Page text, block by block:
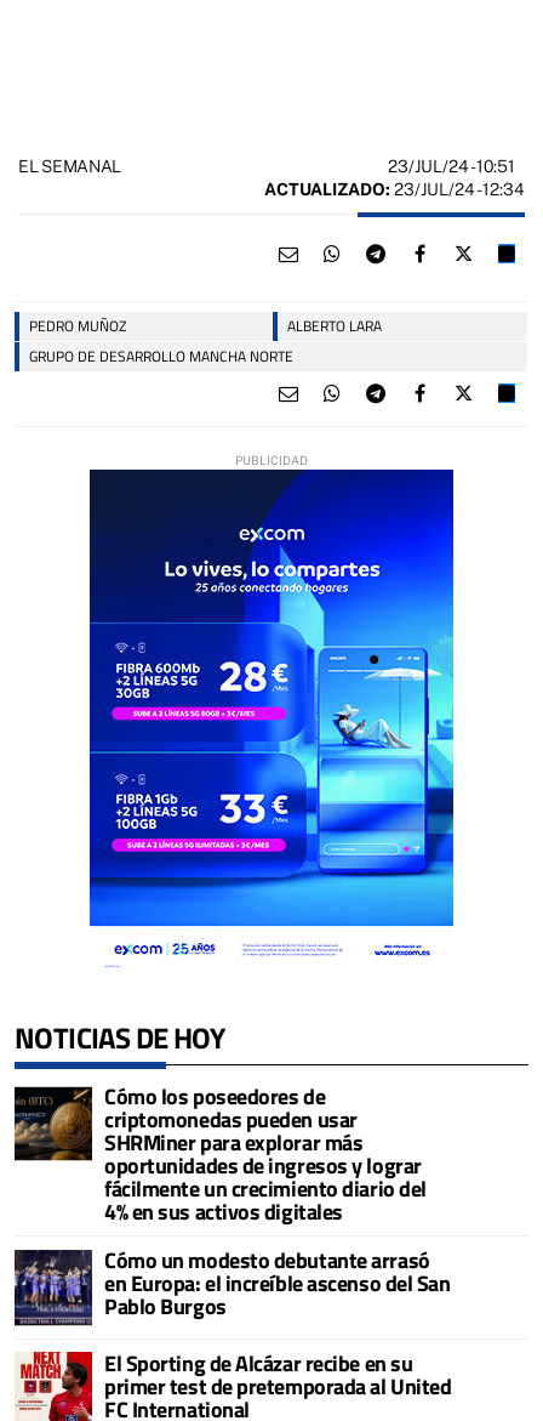
EL SEMANAL 23/JUL/24- 10:51
ACTUALIZADO: 23/JUL/24 - 12:34
PEDRO MUÑOZ
ALBERTO LARA
GRUPO DE DESARROLLO MANCHA NORTE
NOTICIAS DE HOY
Cómo los poseedores de
criptomonedas pueden usar
SHRMiner para explorar más
oportunidades de ingresos y lograr
fácilmente un crecimiento diario del
4% en sus activos digitales
Cómo un modesto debutante arrasó
en Europa: el increíble ascenso del San
Pablo Burgos
El Sporting de Alcázar recibe en su
primer test de pretemporada al United
FC International